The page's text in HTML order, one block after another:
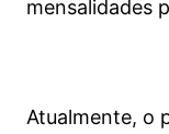
mensalidades
Atualmente, o